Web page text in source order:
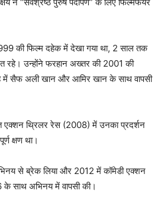
की फिल्म दहेक में देखा गया था, 2 साल तक
रहे। उन्होंने फरहान अख्तर की 2001 की
है में सैफ अली खान और आमिर खान के साथ वापसी
एक्शन थ्रिलर रेस (2008) में उनका प्रदर्शन
क्षण था।
से ब्रेक लिया और 2012 में कॉमेडी एक्शन
के साथ अभिनय में वापसी की।